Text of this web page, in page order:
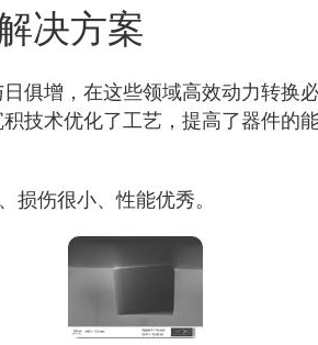
决方案
俱增，在这些领域高效动力转换
技术优化了工艺，提高了器件
损伤很小、性能优秀。